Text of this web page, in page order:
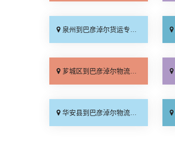
泉州到巴彦淖尔货运专线-泉州到巴彦淖尔物流公司_高效运输「多少一方」
芗城区到巴彦淖尔物流专线_直达不中转「计费标准」
华安县到巴彦淖尔物流专线_运价实惠「全境配送」